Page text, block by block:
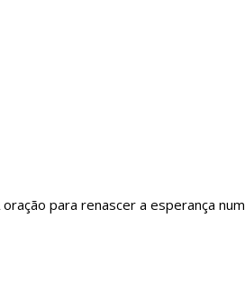
oração para renascer a esperança